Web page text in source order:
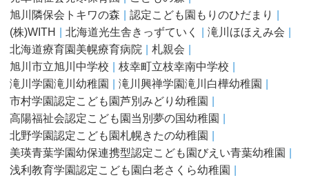
旭川隣保会トキワの森
認定こども園もりのひだまり
(株)WITH
北海道光生舎きっずていく
滝川ほほえみ会
北海道療育園美幌療育病院
札親会
旭川市立旭川中学校
枝幸町立枝幸南中学校
滝川学園滝川幼稚園
滝川興禅学園滝川白樺幼稚園
市村学園認定こども園芦別みどり幼稚園
高陽福祉会認定こども園当別夢の国幼稚園
北野学園認定こども園札幌きたの幼稚園
美瑛青葉学園幼保連携型認定こども園びえい青葉幼稚園
浅利教育学園認定こども園白老さくら幼稚園